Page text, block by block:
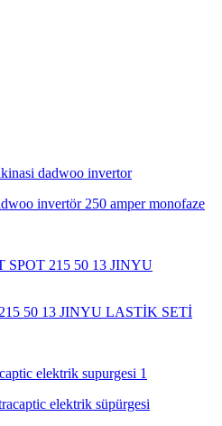
invertör 250 amper monofaze
50 13 JINYU LASTİK SETİ
elektrik süpürgesi